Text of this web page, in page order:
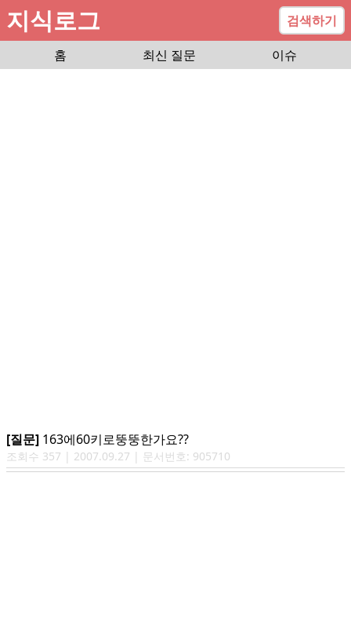
지식로그
검색하기
홈
최신 질문 이슈
[질문] 163에60키로뚱뚱한가요??
조회수 357 | 2007.09.27 | 문서번호: 905710